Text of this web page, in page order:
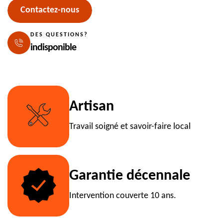
Contactez-nous
DES QUESTIONS?
indisponible
Artisan
Travail soigné et savoir-faire local
Garantie décennale
Intervention couverte 10 ans.